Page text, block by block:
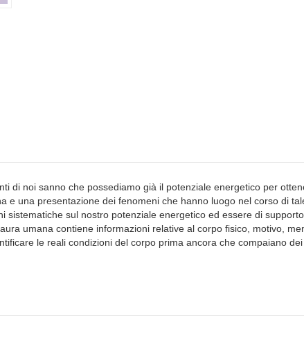
di noi sanno che possediamo già il potenziale energetico per
e una presentazione dei fenomeni che hanno luogo nel corso di
sistematiche sul nostro potenziale energetico ed essere di
umana contiene informazioni relative al corpo fisico, motivo,
le reali condizioni del corpo prima ancora che compaiano